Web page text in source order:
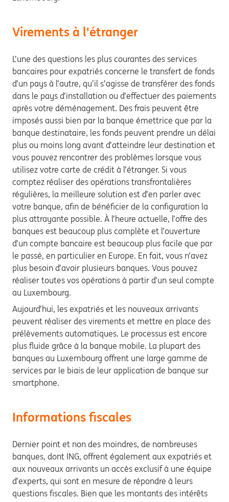
Virements à l'étranger
L’une des questions les plus courantes des services
bancaires pour expatriés concerne le transfert de fonds
d’un pays à l’autre, qu’il s’agisse de transférer des fonds
dans le pays d’installation ou d’effectuer des paiements
après votre déménagement. Des frais peuvent être
imposés aussi bien par la banque émettrice que par la
banque destinataire, les fonds peuvent prendre un délai
plus ou moins long avant d’atteindre leur destination et
vous pouvez rencontrer des problèmes lorsque vous
utilisez votre carte de crédit à l’étranger. Si vous
comptez réaliser des opérations transfrontalières
régulières, la meilleure solution est d’en parler avec
votre banque, afin de bénéficier de la configuration la
plus attrayante possible. À l’heure actuelle, l’offre des
banques est beaucoup plus complète et l’ouverture
d’un compte bancaire est beaucoup plus facile que par
le passé, en particulier en Europe. En fait, vous n’avez
plus besoin d’avoir plusieurs banques. Vous pouvez
réaliser toutes vos opérations à partir d’un seul compte
au Luxembourg.
Aujourd’hui, les expatriés et les nouveaux arrivants
peuvent réaliser des virements et mettre en place des
prélèvements automatiques. Le processus est encore
plus fluide grâce à la banque mobile. La plupart des
banques au Luxembourg offrent une large gamme de
services par le biais de leur application de banque sur
smartphone.
Informations fiscales
Dernier point et non des moindres, de nombreuses
banques, dont ING, offrent également aux expatriés et
aux nouveaux arrivants un accès exclusif à une équipe
d’experts, qui sont en mesure de répondre à leurs
questions fiscales. Bien que les montants des intérêts